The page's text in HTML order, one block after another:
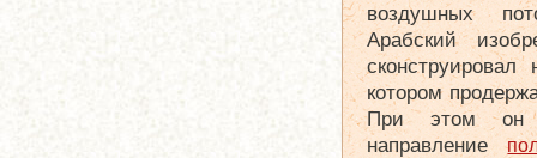
воздушных
Арабский
котором
При этом он
направление